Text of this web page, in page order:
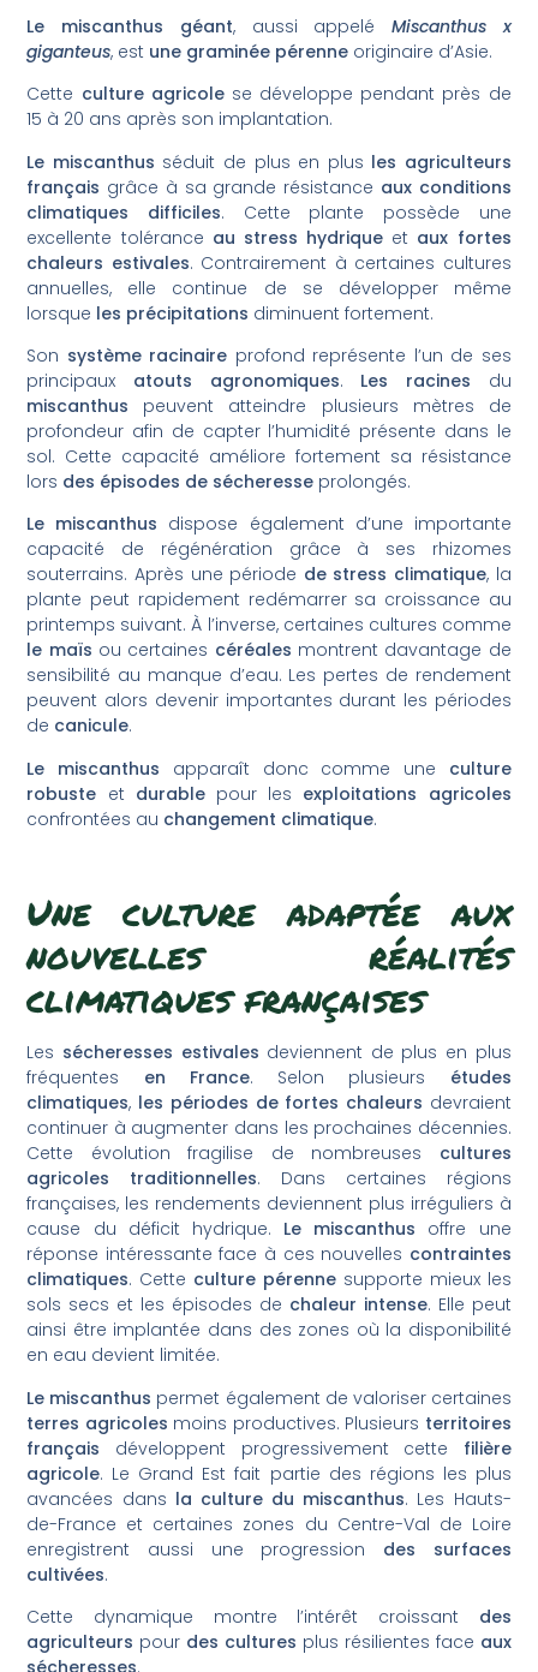
Le miscanthus géant, aussi appelé Miscanthus x
giganteus, est une graminée pérenne originaire d’Asie.
Cette culture agricolese développe pendant près de
15 à 20 ans après son implantation.
Le miscanthus séduit de plus en plus les agriculteurs
français grâce à sa grande résistance aux conditions
climatiques difficiles. Cette plante possède une
excellente tolérance au stress hydrique et aux fortes
chaleurs estivales. Contrairement à certaines cultures
annuelles, elle continue de se développer même
lorsque les précipitations diminuent fortement.
Son système racinaire profond représente l’un de ses
principaux atouts agronomiques. Les racines du
miscanthus peuvent atteindre plusieurs mètres de
profondeur afin de capter l’humidité présente dans le
sol. Cette capacité améliore fortement sa résistance
lors des épisodes de sécheresse prolongés.
Le miscanthus dispose également d’une importante
capacité de régénération grâce à ses rhizomes
souterrains. Après une période de stress climatique, la
plante peut rapidement redémarrer sa croissance au
printemps suivant. À l’inverse, certaines cultures comme
le maïs ou certaines céréales montrent davantage de
sensibilité au manque d’eau. Les pertes de rendement
peuvent alors devenir importantes durant les périodes
de canicule.
Le miscanthus apparaît donc comme une culture
robuste et durablepour les exploitations agricoles
confrontées au changement climatique.
Une culture adaptée aux
nouvelles réalités
climatiques françaises
Les sécheresses estivales deviennent de plus en plus
fréquentes en France. Selon plusieurs études
climatiques, les périodes de fortes chaleurs devraient
continuer à augmenter dans les prochaines décennies.
Cette évolution fragilise de nombreuses cultures
agricoles traditionnelles. Dans certaines régions
françaises, les rendements deviennent plus irréguliers à
cause du déficit hydrique. Le miscanthus offre une
réponse intéressante face à ces nouvelles contraintes
climatiques. Cette culture pérenne supporte mieux les
sols secs et les épisodes de chaleur intense. Elle peut
ainsi être implantée dans des zones où la disponibilité
en eau devient limitée.
Le miscanthus permet également de valoriser certaines
terres agricoles moins productives. Plusieurs territoires
français développent progressivement cette filière
agricole. Le Grand Est fait partie des régions les plus
avancées dans la culture du miscanthus. Les Hauts-
de-France et certaines zones du Centre-Val de Loire
enregistrent aussi une progression des surfaces
cultivées.
Cette dynamique montre l’intérêt croissant des
agriculteurs pour des cultures plus résilientes face aux